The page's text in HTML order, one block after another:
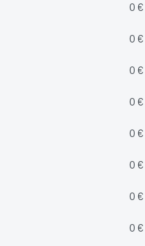
0 €
0 €
0 €
0 €
0 €
0 €
0 €
0 €